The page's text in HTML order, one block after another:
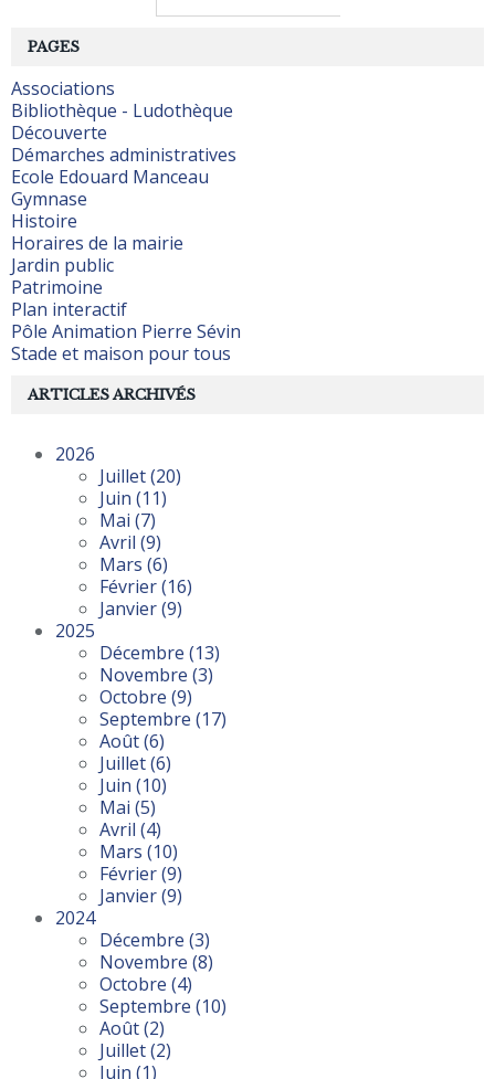
PAGES
Associations
Bibliothèque - Ludothèque
Découverte
Démarches administratives
Ecole Edouard Manceau
Gymnase
Histoire
Horaires de la mairie
Jardin public
Patrimoine
Plan interactif
Pôle Animation Pierre Sévin
Stade et maison pour tous
ARTICLES ARCHIVÉS
2026
Juillet(20)
Juin (11)
Mai (7)
Avril (9)
Mars (6)
Février(16)
Janvier(9)
2025
Décembre (13)
Novembre (3)
Octobre (9)
Septembre (17)
Août(6)
Juillet(6)
Juin (10)
Mai (5)
Avril (4)
Mars (10)
Février(9)
Janvier(9)
2024
Décembre (3)
Novembre (8)
Octobre (4)
Septembre (10)
Août(2)
Juillet(2)
Juin (1)